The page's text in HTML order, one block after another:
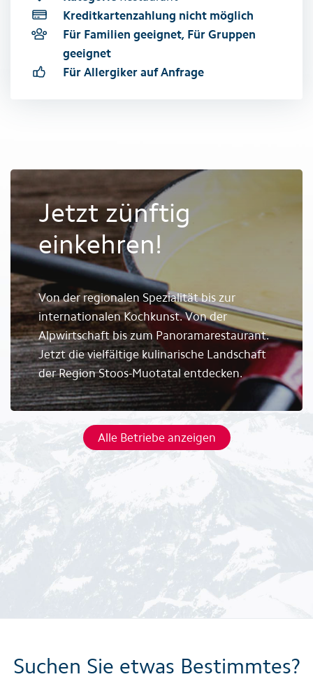
Kreditkartenzahlung nicht möglich
Für Familien geeignet, Für Gruppen
geeignet
Für Allergiker auf Anfrage
Jetzt zünftig
einkehren!
Von der regionalen Spezialität bis zur
internationalen Kochkunst. Von der
Alpwirtschaft bis zum Panoramarestaurant.
Jetzt die vielfältige kulinarische Landschaft
der Region Stoos-Muotatal entdecken.
Alle Betriebe anzeigen
Suchen Sie etwas Bestimmtes?